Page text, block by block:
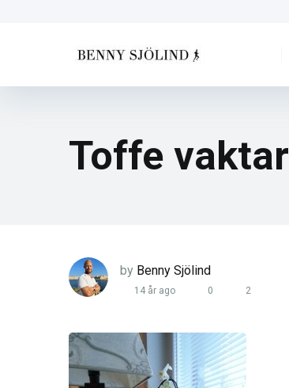
Toffe vaktar
by Benny Sjölind
14 år ago 0 2